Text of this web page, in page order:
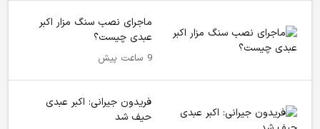
ماجرای نصب سنگ مزار اکبر
عبدی چیست؟
9 ساعت پیش
فریدون جیرانی: اکبر عبدی
حیف شد